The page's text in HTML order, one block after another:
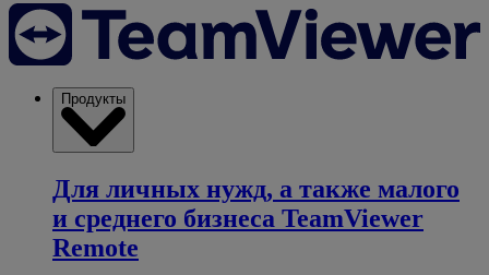
Продукты
Для личных нужд, а также малого
и среднего бизнеса TeamViewer
Remote